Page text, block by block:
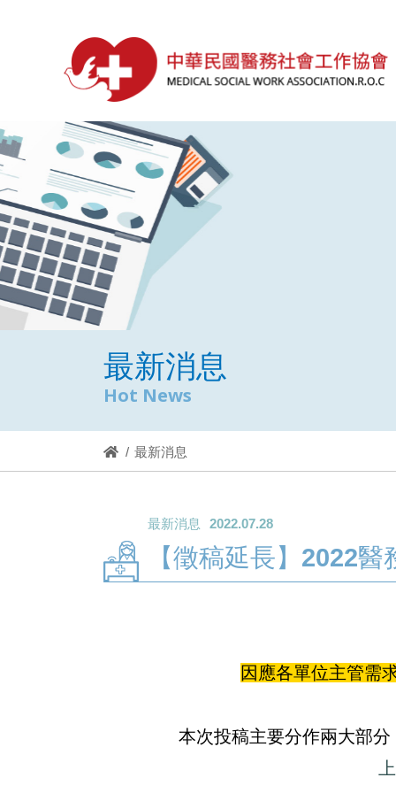
最新消息
Hot News
最新消息
最新消息 2022.07.28
【徵稿延長】2022
因應各單位主管需
本次投稿主要分作兩大部